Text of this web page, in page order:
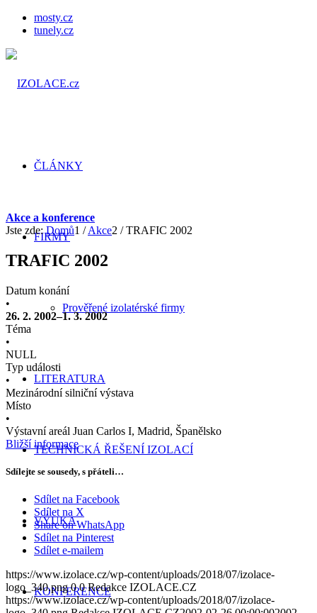
mosty.cz
tunely.cz
ČLÁNKY
FIRMY
Prověřené izolatérské firmy
LITERATURA
TECHNICKÁ ŘEŠENÍ IZOLACÍ
VÝUKA
KONFERENCE
Akce a konference
Jste zde: Domů1 / Akce2 / TRAFIC 2002
TRAFIC 2002
Datum konání
•
26. 2. 2002–1. 3. 2002
Téma
•
NULL
Typ události
•
Mezinárodní silniční výstava
Místo
•
Výstavní areál Juan Carlos I, Madrid, Španělsko
Bližší informace
Sdílejte se sousedy, s přáteli…
Sdílet na Facebook
Sdílet na X
Share on WhatsApp
Sdílet na Pinterest
Sdílet e-mailem
https://www.izolace.cz/wp-content/uploads/2018/07/izolace-
logo_340.png 0 0 Redakce IZOLACE.CZ
https://www.izolace.cz/wp-content/uploads/2018/07/izolace-